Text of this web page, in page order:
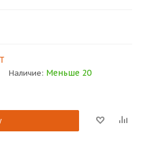
Наличие: Меньше 20